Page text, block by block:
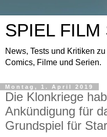
SPIEL FILM
News, Tests und Kritiken
Comics, Filme und Serien.
Montag, 1. April 2019
Die Klonkriege
Ankündigung für
Grundspiel für